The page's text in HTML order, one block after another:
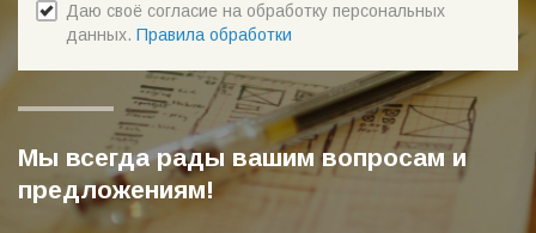
Даю своё согласие на обработку персональных
данных. Правила обработки
Мы всегда рады вашим вопросам и
предложениям!